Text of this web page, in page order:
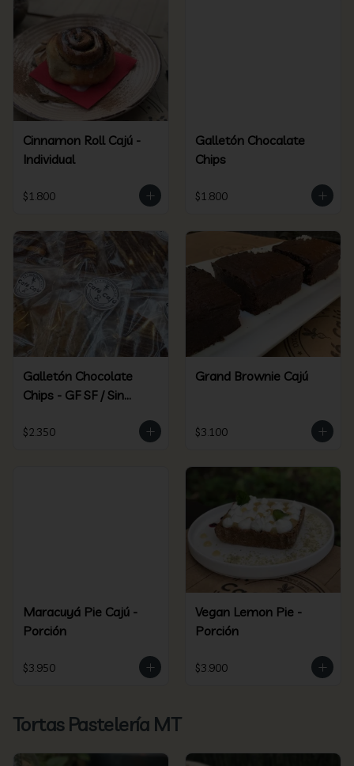
Cinnamon Roll Cajú -
Individual
$1.800
Galletón Chocalate
Chips
$1.800
Galletón Chocolate
Chips - GF SF / Sin
$2.350
Grand Brownie Cajú
$3.100
Maracuyá Pie Cajú -
Porción
$3.950
Vegan Lemon Pie -
Porción
$3.900
Tortas Pastelería MT